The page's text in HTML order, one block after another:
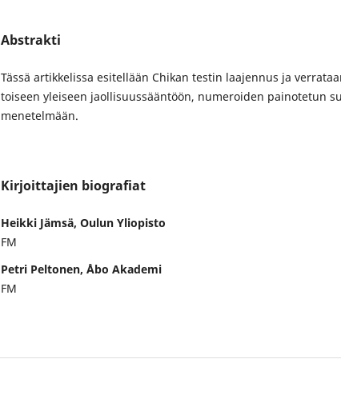
Abstrakti
Tässä artikkelissa esitellään Chikan testin laajennus ja
toiseen yleiseen jaollisuussääntöön, numeroiden painotetun
menetelmään.
Kirjoittajien biografiat
Heikki Jämsä, Oulun Yliopisto
FM
Petri Peltonen, Åbo Akademi
FM